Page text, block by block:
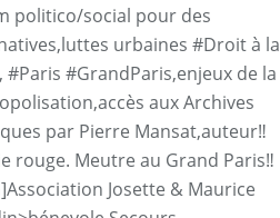
politico/social pour des
urbaines #Droit à la
#Paris #GrandParis,enjeux de la
aux Archives
par Pierre Mansat,auteur‼️
rouge. Meutre au Grand Paris‼️
Josette & Maurice